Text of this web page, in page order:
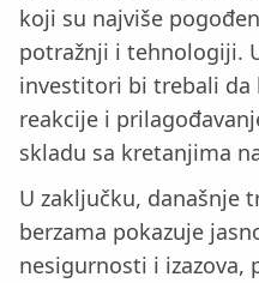
koji su najviše
potražnji i tehnologiji.
investitori bi trebali da
reakcije i
skladu sa kretanjima
U zaključku, današnje
berzama pokazuje
nesigurnosti i izazova,